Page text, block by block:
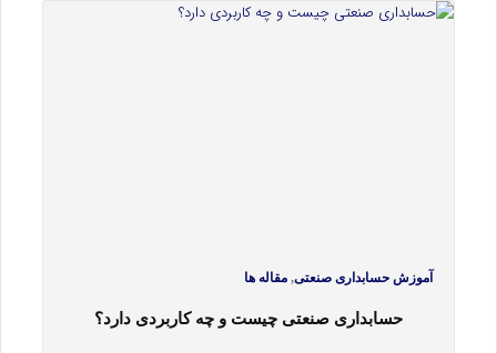
آموزش حسابداری صنعتی,مقاله ها
حسابداری صنعتی چیست و چه کاربردی دارد؟